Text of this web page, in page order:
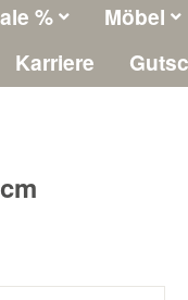
%
Möbel
Karriere